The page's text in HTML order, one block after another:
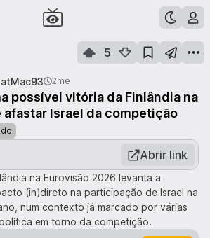
5
2me
possível vitória da Finlândia na
afastar Israel da competição
Abrir link
na Eurovisão 2026 levanta a
(in)direto na participação de Israel na
num contexto já marcado por várias
em torno da competição.